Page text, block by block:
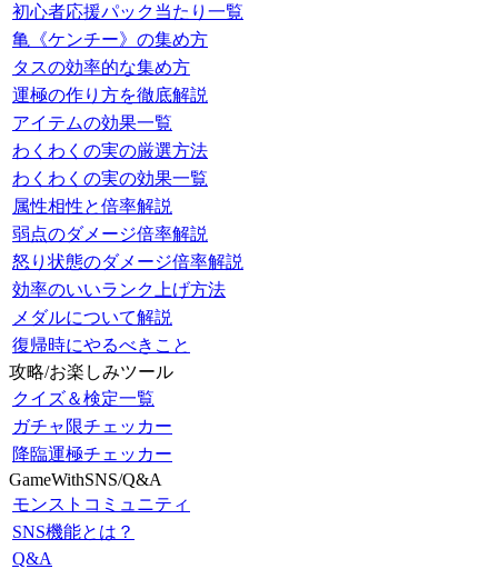
初心者応援パック当たり一覧
亀《ケンチー》の集め方
タスの効率的な集め方
運極の作り方を徹底解説
アイテムの効果一覧
わくわくの実の厳選方法
わくわくの実の効果一覧
属性相性と倍率解説
弱点のダメージ倍率解説
怒り状態のダメージ倍率解説
効率のいいランク上げ方法
メダルについて解説
復帰時にやるべきこと
攻略/お楽しみツール
クイズ＆検定一覧
ガチャ限チェッカー
降臨運極チェッカー
GameWithSNS/Q&A
モンストコミュニティ
SNS機能とは？
Q&A